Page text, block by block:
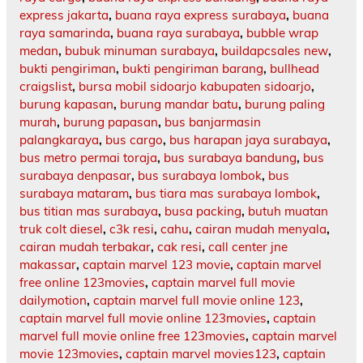
express jakarta, buana raya express surabaya, buana
raya samarinda, buana raya surabaya, bubble wrap
medan, bubuk minuman surabaya, buildapcsales new,
bukti pengiriman, bukti pengiriman barang, bullhead
craigslist, bursa mobil sidoarjo kabupaten sidoarjo,
burung kapasan, burung mandar batu, burung paling
murah, burung papasan, bus banjarmasin
palangkaraya, bus cargo, bus harapan jaya surabaya,
bus metro permai toraja, bus surabaya bandung, bus
surabaya denpasar, bus surabaya lombok, bus
surabaya mataram, bus tiara mas surabaya lombok,
bus titian mas surabaya, busa packing, butuh muatan
truk colt diesel, c3k resi, cahu, cairan mudah menyala,
cairan mudah terbakar, cak resi, call center jne
makassar, captain marvel 123 movie, captain marvel
free online 123movies, captain marvel full movie
dailymotion, captain marvel full movie online 123,
captain marvel full movie online 123movies, captain
marvel full movie online free 123movies, captain marvel
movie 123movies, captain marvel movies123, captain